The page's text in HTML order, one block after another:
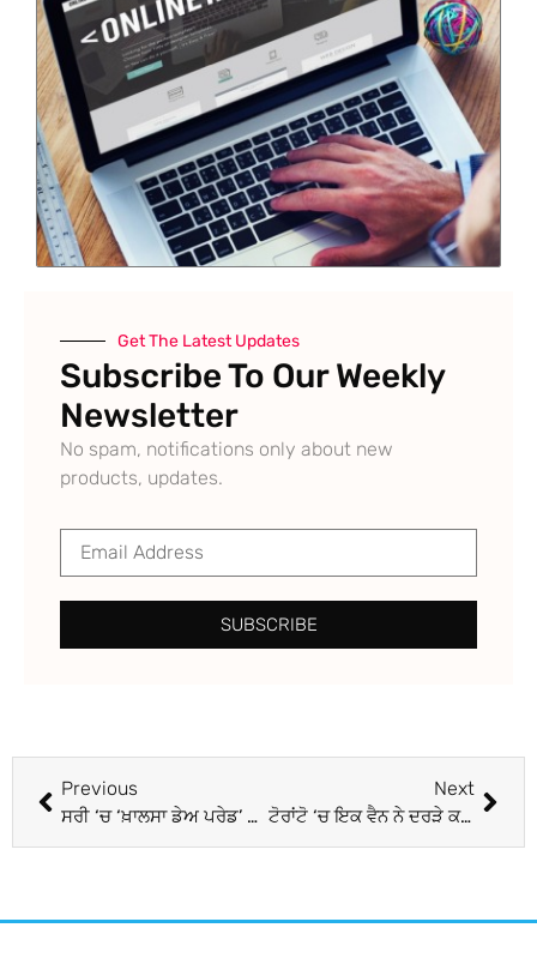
Get The Latest Updates
Subscribe To Our Weekly
Newsletter
No spam, notifications only about new
products, updates.
SUBSCRIBE
Previous
ਸਰੀ ‘ਚ ‘ਖ਼ਾਲਸਾ ਡੇਅ ਪਰੇਡ’ ਲੱਖਾਂ ਸ਼ਰਧਾਲੂਆਂ ਨੇ ਕੀਤੀ ਸ਼ਮੂਲੀਅਤ
Next
ਟੋਰਾਂਟੋ ‘ਚ ਇਕ ਵੈਨ ਨੇ ਦਰੜੇ ਕਈ ਪੈਦਲ ਯਾਤਰੀ